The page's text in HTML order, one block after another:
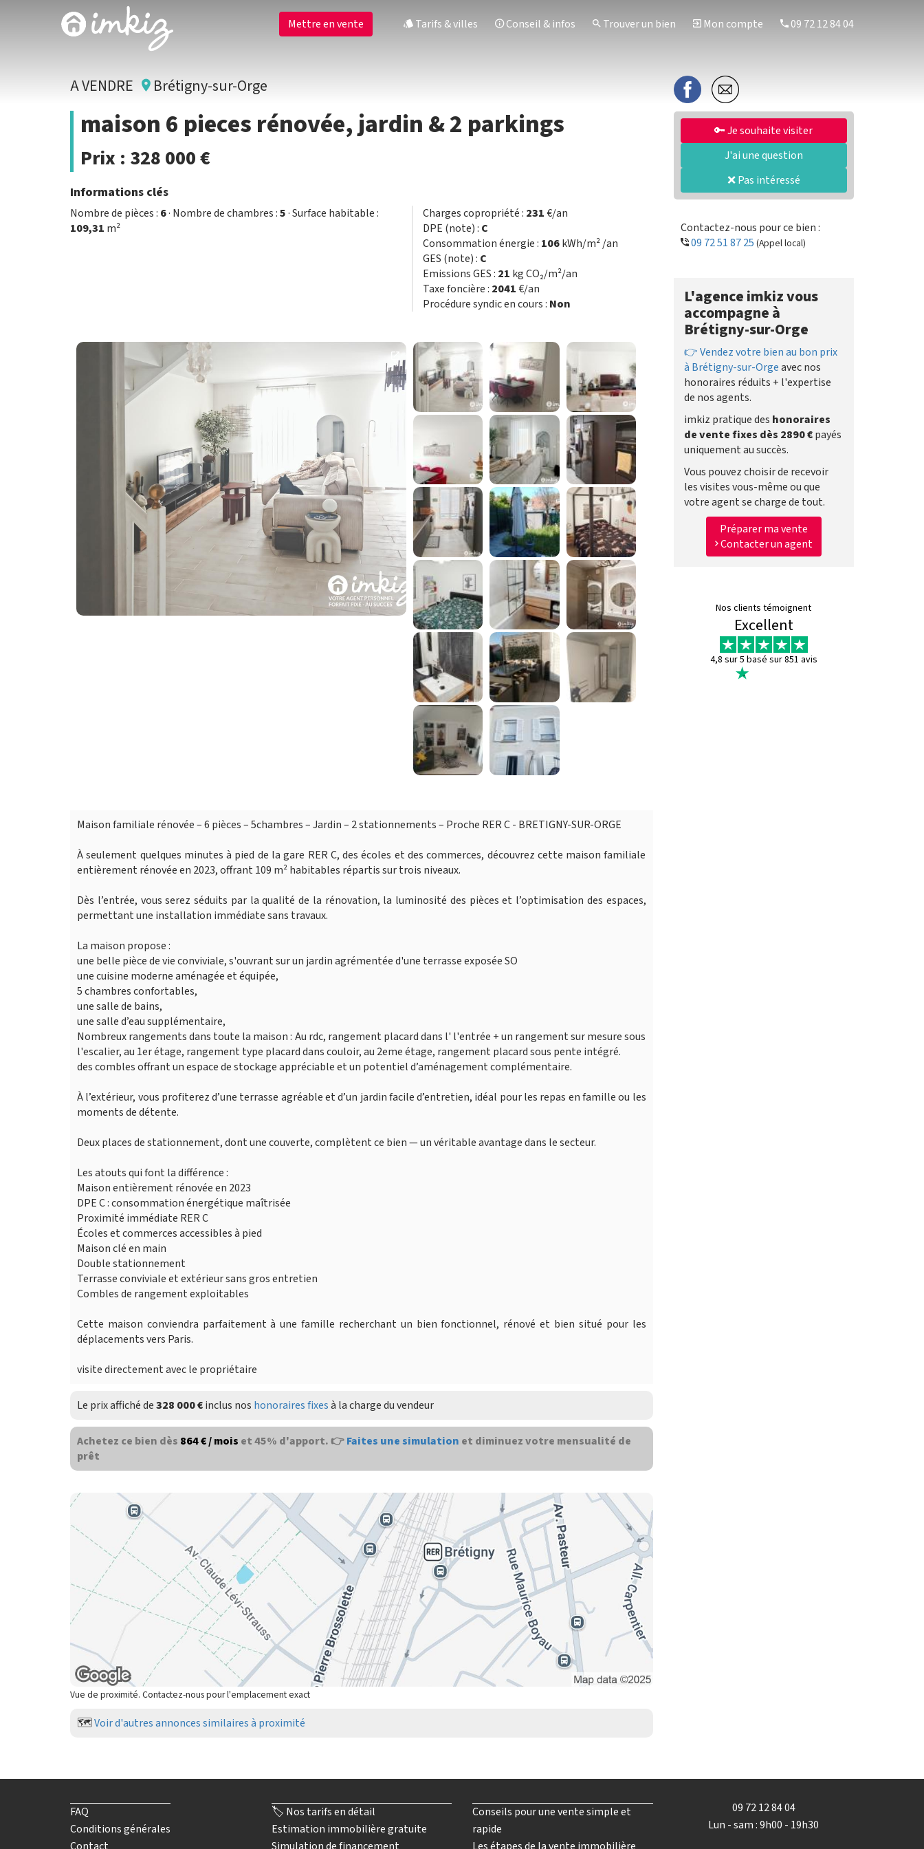
Mettre en vente Tarifs & villes Conseil & infos Trouver un bien Mon compte 09 72 12 84 04
A VENDRE Brétigny-sur-Orge
maison 6 pieces rénovée, jardin & 2 parkings
Prix : 328 000 €
Informations clés
Nombre de pièces : 6· Nombre de chambres :5· Surface habitable :
109,31 m²
Charges copropriété : 231€/an
DPE (note) : C
Consommation énergie : 106kWh/m² /an
GES (note) : C
Emissions GES : 21 kg CO₂/m²/an
Taxe foncière : 2041€/an
Procédure syndic en cours : Non
Maison familiale rénovée – 6 pièces – 5chambres – Jardin – 2 stationnements – Proche RER C - BRETIGNY-SUR-ORGE
À seulement quelques minutes à pied de la gare RER C, des écoles et des commerces, découvrez cette maison familiale
entièrement rénovée en 2023, offrant 109 m² habitables répartis sur trois niveaux.
Dès l’entrée, vous serez séduits par la qualité de la rénovation, la luminosité des pièces et l’optimisation des espaces,
permettant une installation immédiate sans travaux.
La maison propose :
une belle pièce de vie conviviale, s'ouvrant sur un jardin agrémentée d'une terrasse exposée SO
une cuisine moderne aménagée et équipée,
5 chambres confortables,
une salle de bains,
une salle d’eau supplémentaire,
Nombreux rangements dans toute la maison : Au rdc, rangement placard dans l' l'entrée + un rangement sur mesure sous
l'escalier, au 1er étage, rangement type placard dans couloir, au 2eme étage, rangement placard sous pente intégré.
des combles offrant un espace de stockage appréciable et un potentiel d’aménagement complémentaire.
À l’extérieur, vous profiterez d’une terrasse agréable et d’un jardin facile d’entretien, idéal pour les repas en famille ou les
moments de détente.
Deux places de stationnement, dont une couverte, complètent ce bien — un véritable avantage dans le secteur.
Les atouts qui font la différence :
Maison entièrement rénovée en 2023
DPE C : consommation énergétique maîtrisée
Proximité immédiate RER C
Écoles et commerces accessibles à pied
Maison clé en main
Double stationnement
Terrasse conviviale et extérieur sans gros entretien
Combles de rangement exploitables
Cette maison conviendra parfaitement à une famille recherchant un bien fonctionnel, rénové et bien situé pour les
déplacements vers Paris.
visite directement avec le propriétaire
Le prix affiché de328 000 €inclus nos honoraires fixesà la charge du vendeur
Achetez ce bien dès 864 € / mois et 45% d'apport. 👉Faites une simulation et diminuez votre mensualité de
prêt
Vue de proximité. Contactez-nous pour l'emplacement exact
🗺️Voir d'autres annonces similaires à proximité
🔑 Je souhaite visiter
J'ai une question
❌ Pas intéressé
Contactez-nous pour ce bien :
09 72 51 87 25 (Appel local)
L'agence imkiz vous
accompagne à
Brétigny-sur-Orge
👉 Vendez votre bien au bon prix
à Brétigny-sur-Orgeavec nos
honoraires réduits + l'expertise
de nos agents.
imkiz pratique des honoraires
de vente fixes dès 2890 €payés
uniquement au succès.
Vous pouvez choisir de recevoir
les visites vous-même ou que
votre agent se charge de tout.
Préparer ma vente
Contacter un agent
Nos clients témoignent
Excellent
4,8 sur 5 basé sur 851 avis
FAQ
Conditions générales
🏷️ Nos tarifs en détail
Estimation immobilière gratuite
Conseils pour une vente simple et
rapide
09 72 12 84 04
Lun - sam : 9h00 - 19h30